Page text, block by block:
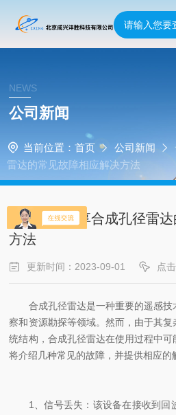
NEWS
公司新闻
当前位置： 首页 公司新闻
雷达的常见故障相应解决方法
一文与您分享合成孔径雷
方法
更新时间：2023-09-01 点
合成孔径雷达是一种重要的遥感技
察和资源勘探等领域。然而，由于其
统结构，合成孔径雷达在使用过程中
将介绍几种常见的故障，并提供相应的
1、信号丢失：该设备在接收到回